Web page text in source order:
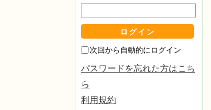
次回から自動的にログイン
パスワードを忘れた方はこち
ら
利用規約